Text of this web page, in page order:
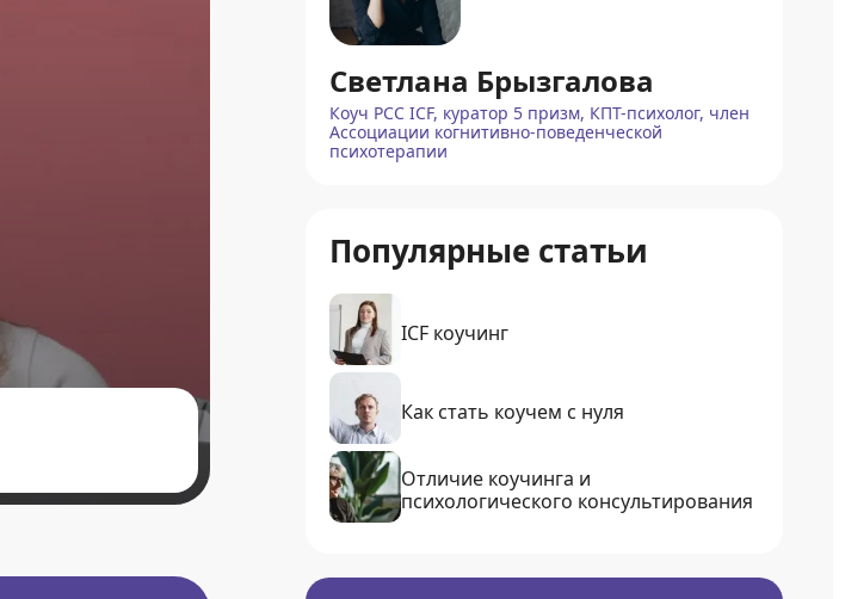
Светлана Брызгалова
Коуч PCC ICF, куратор 5 призм, КПТ-психолог, член
Ассоциации когнитивно-поведенческой
психотерапии
Популярные статьи
ICF коучинг
Как стать коучем с нуля
Отличие коучинга и
психологического консультирования